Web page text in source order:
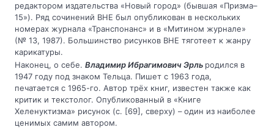
редактором издательства «Новый город» (бывшая «Призма–
15»). Ряд сочинений ВНЕ был опубликован в нескольких
номерах журнала «Транспонанс» и в «Митином журнале»
(№ 13, 1987). Большинство рисунков ВНЕ тяготеет к жанру
карикатуры.
Наконец, о себе. Владимир Ибрагимович Эрль родился в
1947 году под знаком Тельца. Пишет с 1963 года,
печатается с 1965-го. Автор трёх книг, известен также как
критик и текстолог. Опубликованный в «Книге
Хеленуктизма» рисунок (с. [69], сверху) – один из наиболее
ценимых самим автором.